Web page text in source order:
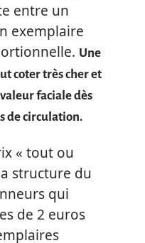
entre un
exemplaire
Une
coter très cher et
faciale dès
de circulation.
« tout ou
structure du
qui
de 2 euros